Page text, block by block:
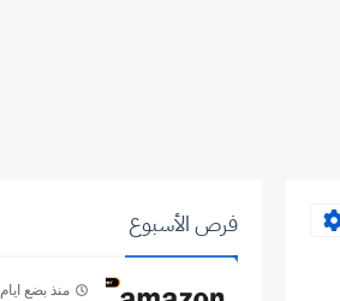
فرص الأسبوع
منذ بضع ايام